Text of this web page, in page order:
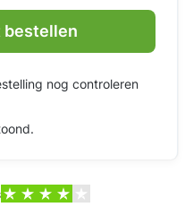
bestellen
nog controleren